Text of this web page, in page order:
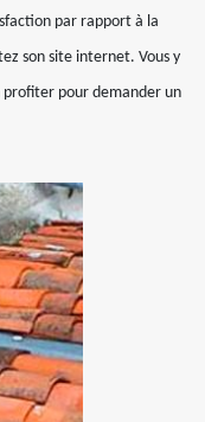
par rapport à la
son site internet. Vous y
pour demander un